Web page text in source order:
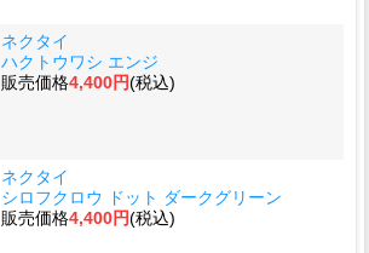
ネクタイ
ハクトウワシ エンジ
販売価格4,400円(税込)
ネクタイ
シロフクロウ ドット ダークグリーン
販売価格4,400円(税込)